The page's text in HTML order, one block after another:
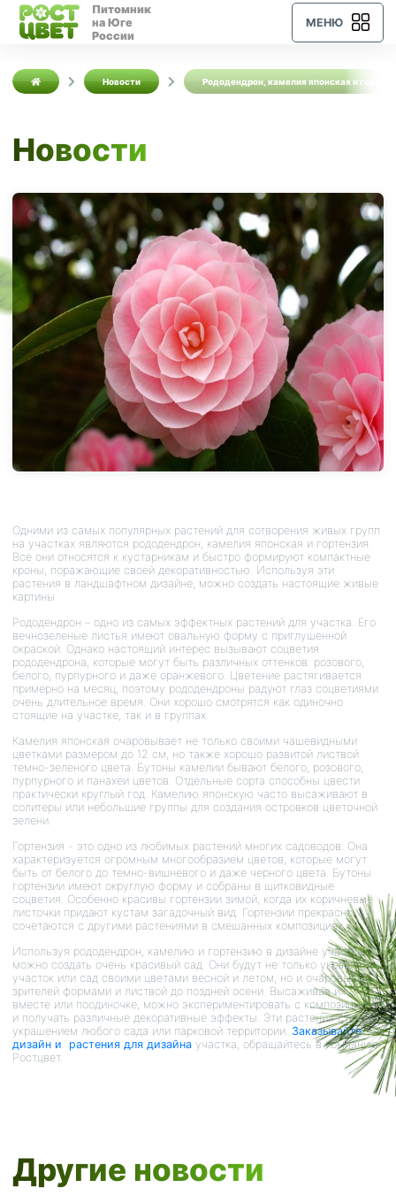
Питомник
на Юге
России
МЕНЮ
Новости Рододендрон, камелия японская и
Новости
Одними из самых популярных растений для сотворения живых групп
на участках являются рододендрон, камелия японская и гортензия.
Все они относятся к кустарникам и быстро формируют компактные
кроны, поражающие своей декоративностью. Используя эти
растения в ландшафтном дизайне, можно создать настоящие живые
картины.
Рододендрон – одно из самых эффектных растений для участка. Его
вечнозеленые листья имеют овальную форму с приглушенной
окраской. Однако настоящий интерес вызывают соцветия
рододендрона, которые могут быть различных оттенков: розового,
белого, пурпурного и даже оранжевого. Цветение растягивается
примерно на месяц, поэтому рододендроны радуют глаз соцветиями
очень длительное время. Они хорошо смотрятся как одиночно
стоящие на участке, так и в группах.
Камелия японская очаровывает не только своими чашевидными
цветками размером до 12 см, но также хорошо развитой листвой
темно-зеленого цвета. Бутоны камелии бывают белого, розового,
пурпурного и панахеи цветов. Отдельные сорта способны цвести
практически круглый год. Камелию японскую часто высаживают в
солитеры или небольшие группы для создания островков цветочной
зелени.
Гортензия - это одно из любимых растений многих садоводов. Она
характеризуется огромным многообразием цветов, которые могут
быть от белого до темно-вишневого и даже черного цвета. Бутоны
гортензии имеют округлую форму и собраны в щитковидные
соцветия. Особенно красивы гортензии зимой, когда их коричневые
листочки придают кустам загадочный вид. Гортензии прекрасно
сочетаются с другими растениями в смешанных композициях.
Используя рододендрон, камелию и гортензию в дизайне участка,
можно создать очень красивый сад. Они будут не только украшать
участок или сад своими цветами весной и летом, но и очаровывать
зрителей формами и листвой до поздней осени. Высаживая их
вместе или поодиночке, можно экспериментировать с композициями
и получать различные декоративные эффекты. Эти растения станут
украшением любого сада или парковой территории. Заказывайте
дизайн и растения для дизайна участка, обращайтесь в компанию
Ростцвет.
Другие новости